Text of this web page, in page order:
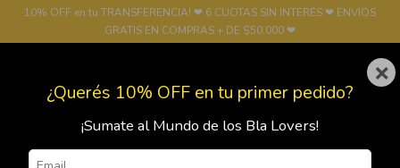
10% OFF en tu TRANSFERENCIA! ❤ 6 CUOTAS SIN INTERÉS ❤ ENVIOS
GRATIS EN COMPRAS + DE $50.000 ❤
0
×
¿Querés 10% OFF en tu primer pedido?
¡Sumate al Mundo de los Bla Lovers!